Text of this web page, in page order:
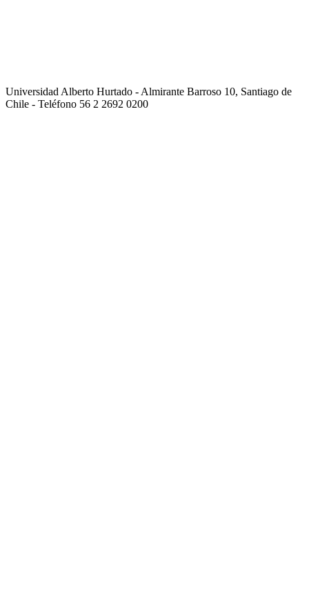
Universidad Alberto Hurtado - Almirante Barroso 10, Santiago de
Chile - Teléfono 56 2 2692 0200